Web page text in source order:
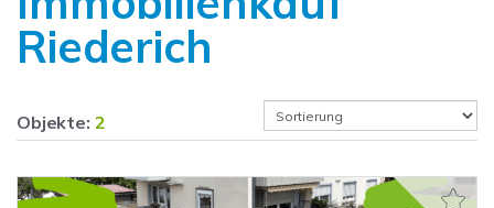
Riederich
Objekte: 2